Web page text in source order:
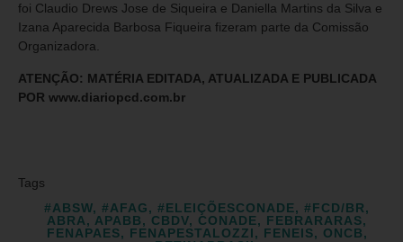
foi Claudio Drews Jose de Siqueira e Daniella Martins da Silva e
Izana Aparecida Barbosa Fiqueira fizeram parte da Comissão
Organizadora.
ATENÇÃO: MATÉRIA EDITADA, ATUALIZADA E PUBLICADA
POR www.diariopcd.com.br
Tags
#ABSW, #AFAG, #ELEIÇÕESCONADE, #FCD/BR,
ABRA, APABB, CBDV, CONADE, FEBRARARAS,
FENAPAES, FENAPESTALOZZI, FENEIS, ONCB,